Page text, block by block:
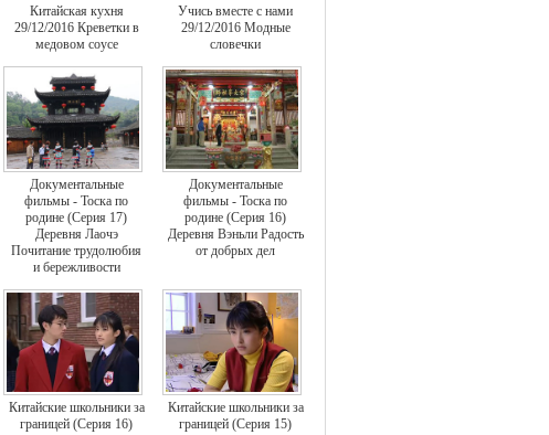
Китайская кухня
29/12/2016 Креветки в
медовом соусе
Учись вместе с нами
29/12/2016 Модные
словечки
Документальные
фильмы - Тоска по
родине (Серия 17)
Деревня Лаочэ
Почитание трудолюбия
и бережливости
Документальные
фильмы - Тоска по
родине (Серия 16)
Деревня Вэньли Радость
от добрых дел
Китайские школьники за
границей (Серия 16)
Китайские школьники за
границей (Серия 15)